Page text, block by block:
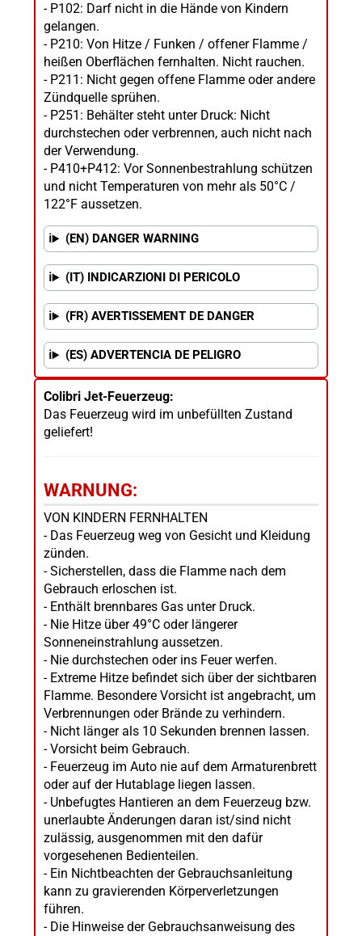
- P102: Darf nicht in die Hände von Kindern
gelangen.
- P210: Von Hitze / Funken / offener Flamme /
heißen Oberflächen fernhalten. Nicht rauchen.
- P211: Nicht gegen offene Flamme oder andere
Zündquelle sprühen.
- P251: Behälter steht unter Druck: Nicht
durchstechen oder verbrennen, auch nicht nach
der Verwendung.
- P410+P412: Vor Sonnenbestrahlung schützen
und nicht Temperaturen von mehr als 50°C /
122°F aussetzen.
(EN) DANGER WARNING
(IT) INDICARZIONI DI PERICOLO
(FR) AVERTISSEMENT DE DANGER
(ES) ADVERTENCIA DE PELIGRO
Colibri Jet-Feuerzeug:
Das Feuerzeug wird im unbefüllten Zustand
geliefert!
WARNUNG:
VON KINDERN FERNHALTEN
- Das Feuerzeug weg von Gesicht und Kleidung
zünden.
- Sicherstellen, dass die Flamme nach dem
Gebrauch erloschen ist.
- Enthält brennbares Gas unter Druck.
- Nie Hitze über 49°C oder längerer
Sonneneinstrahlung aussetzen.
- Nie durchstechen oder ins Feuer werfen.
- Extreme Hitze befindet sich über der sichtbaren
Flamme. Besondere Vorsicht ist angebracht, um
Verbrennungen oder Brände zu verhindern.
- Nicht länger als 10 Sekunden brennen lassen.
- Vorsicht beim Gebrauch.
- Feuerzeug im Auto nie auf dem Armaturenbrett
oder auf der Hutablage liegen lassen.
- Unbefugtes Hantieren an dem Feuerzeug bzw.
unerlaubte Änderungen daran ist/sind nicht
zulässig, ausgenommen mit den dafür
vorgesehenen Bedienteilen.
- Ein Nichtbeachten der Gebrauchsanleitung
kann zu gravierenden Körperverletzungen
führen.
- Die Hinweise der Gebrauchsanweisung des